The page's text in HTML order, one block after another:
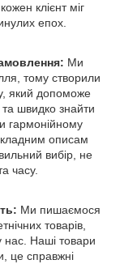
клієнт міг
епох.
Ми
тому створили
який допоможе
та швидко знайти
гармонійному
описам
вибір, не
часу.
Ми пишаємося
товарів,
нас. Наші товари
це справжні